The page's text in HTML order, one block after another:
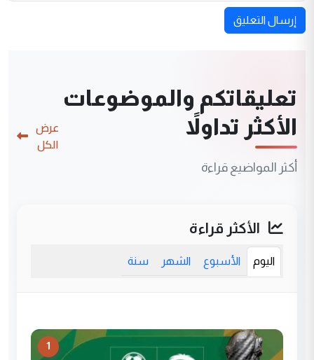
إرسال التعليق
تعليقاتكم والموضوعات
الأكثر تداولاً
أكثر المواضيع قراءة
عرض
الكل
الأكثر قراءة
اليوم الأسبوع الشهر سنة
1